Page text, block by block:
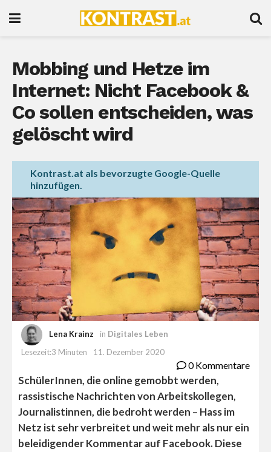
Mobbing und Hetze im
Internet: Nicht Facebook &
Co sollen entscheiden, was
gelöscht wird
Kontrast.at als bevorzugte Google-Quelle
hinzufügen.
Lena Krainz in Digitales Leben
Lesezeit:3 Minuten
11. Dezember 2020
0 Kommentare
SchülerInnen, die online gemobbt werden,
rassistische Nachrichten von Arbeitskollegen,
Journalistinnen, die bedroht werden – Hass im
Netz ist sehr verbreitet und weit mehr als nur ein
beleidigender Kommentar auf Facebook. Diese